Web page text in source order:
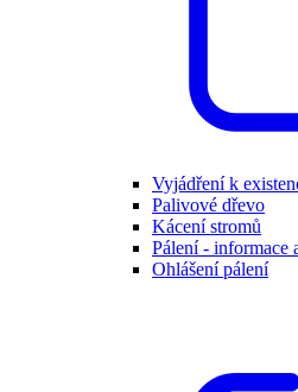
Vyjádření k
Palivové dřevo
Kácení stromů
Pálení - informace
Ohlášení pálení